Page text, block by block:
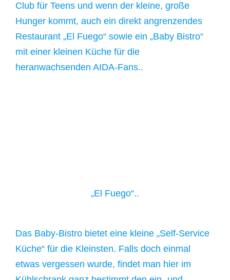
Club für Teens und wenn der kleine, große
Hunger kommt, auch ein direkt angrenzendes
Restaurant „El Fuego“ sowie ein „Baby Bistro“
mit einer kleinen Küche für die
heranwachsenden AIDA-Fans..
„El Fuego“..
Das Baby-Bistro bietet eine kleine „Self-Service
Küche“ für die Kleinsten. Falls doch einmal
etwas vergessen wurde, findet man hier im